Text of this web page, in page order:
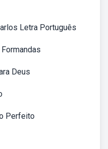
Letra Português
Deus
Perfeito